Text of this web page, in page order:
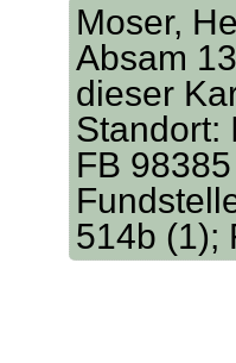
Moser,
Absam
dieser
Standort:
FB 98385
514b (1);